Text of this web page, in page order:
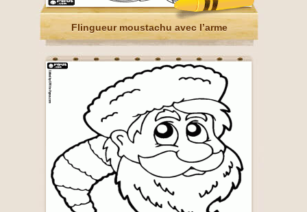
Flingueur moustachu avec l’arme